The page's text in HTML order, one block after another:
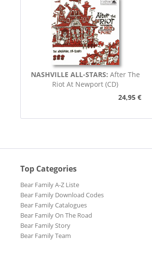
NASHVILLE ALL-STARS: After The
Riot At Newport (CD)
24,95 €
Top Categories
Bear Family A-Z Liste
Bear Family Download Codes
Bear Family Catalogues
Bear Family On The Road
Bear Family Story
Bear Family Team